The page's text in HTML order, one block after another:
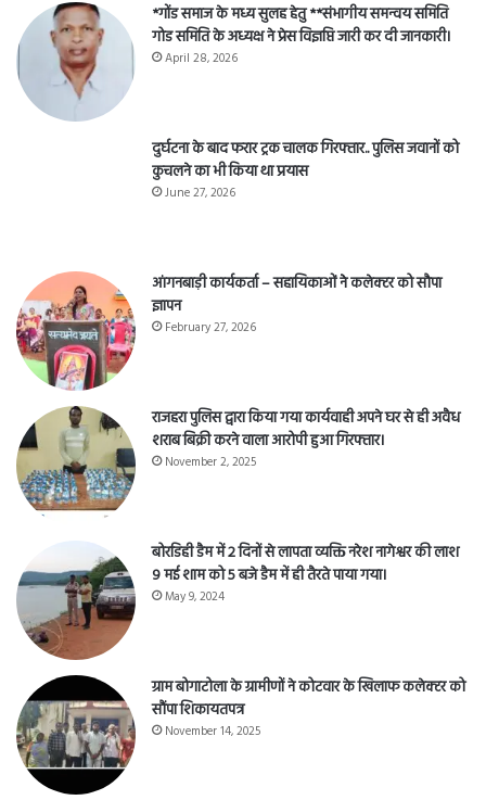
*गोंड समाज के मध्य सुलह हेतु **संभागीय समन्वय समिति
गोड समिति के अध्यक्ष ने प्रेस विज्ञप्ति जारी कर दी जानकारी।
April 28, 2026
दुर्घटना के बाद फरार ट्रक चालक गिरफ्तार.. पुलिस जवानों को
कुचलने का भी किया था प्रयास
June 27, 2026
आंगनबाड़ी कार्यकर्ता – सहायिकाओं नेे कलेक्टर को सौपा
ज्ञापन
February 27, 2026
राजहरा पुलिस द्वारा किया गया कार्यवाही अपने घर से ही अवैध
शराब बिक्री करने वाला आरोपी हुआ गिरफ्तार।
November 2, 2025
बोरडिही डैम में 2 दिनों से लापता व्यक्ति नरेश नागेश्वर की लाश
9 मई शाम को 5 बजे डैम में ही तैरते पाया गया।
May 9, 2024
ग्राम बोगाटोला के ग्रामीणों ने कोटवार के खिलाफ कलेक्टर को
सौंपा शिकायतपत्र
November 14, 2025